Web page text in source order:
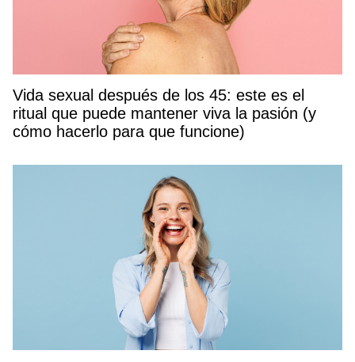
Vida sexual después de los 45: este es el
ritual que puede mantener viva la pasión (y
cómo hacerlo para que funcione)